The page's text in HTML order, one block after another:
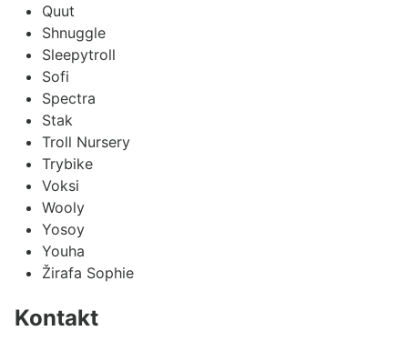
Quut
Shnuggle
Sleepytroll
Sofi
Spectra
Stak
Troll Nursery
Trybike
Voksi
Wooly
Yosoy
Youha
Žirafa Sophie
Kontakt